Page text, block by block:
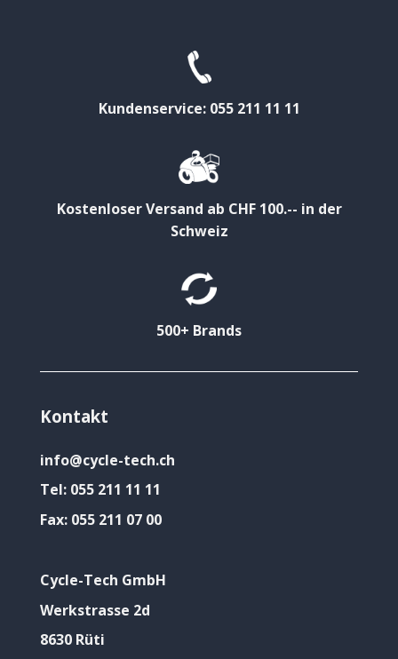
Kundenservice: 055 211 11 11
Kostenloser Versand ab CHF 100.-- in der
Schweiz
500+ Brands
Kontakt
info@cycle-tech.ch
Tel: 055 211 11 11
Fax: 055 211 07 00
Cycle-Tech GmbH
Werkstrasse 2d
8630 Rüti